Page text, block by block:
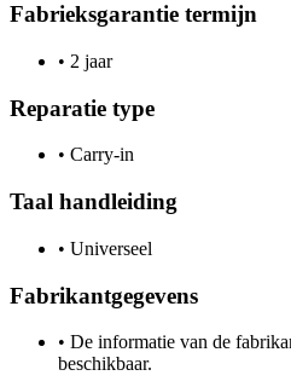
Fabrieksgarantie termijn
• 2 jaar
Reparatie type
• Carry-in
Taal handleiding
• Universeel
Fabrikantgegevens
• De informatie van de
beschikbaar.